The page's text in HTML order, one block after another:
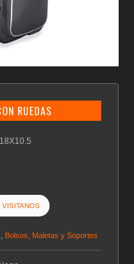
RUEDAS
VISITANOS
, Bolsos, Maletas y Soportes